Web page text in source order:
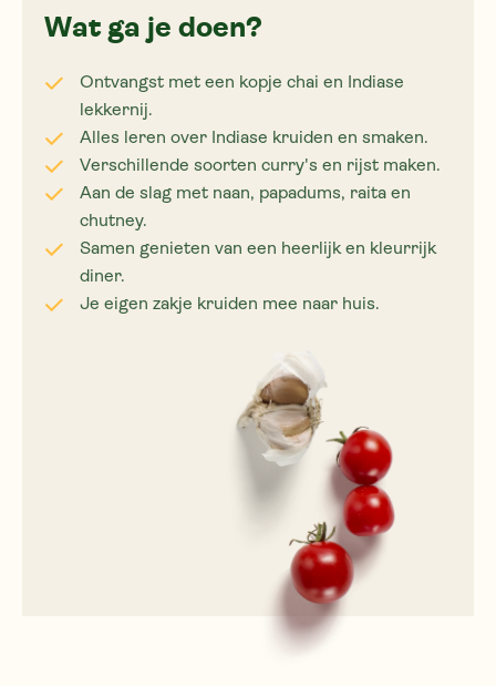
Wat ga je doen?
Ontvangst met een kopje chai en Indiase
lekkernij.
Alles leren over Indiase kruiden en smaken.
Verschillende soorten curry's en rijst maken.
Aan de slag met naan, papadums, raita en
chutney.
Samen genieten van een heerlijk en kleurrijk
diner.
Je eigen zakje kruiden mee naar huis.